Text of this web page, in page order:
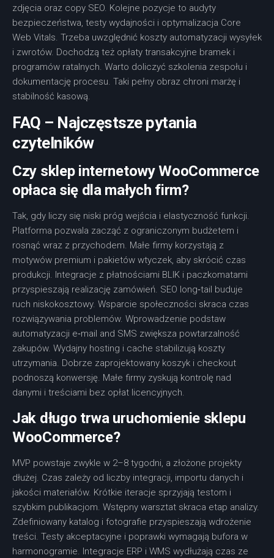
zdjęcia oraz copy SEO. Kolejne pozycje to audyty
bezpieczeństwa, testy wydajności i optymalizacja Core
Web Vitals. Trzeba uwzględnić koszty automatyzacji wysyłek
i zwrotów. Dochodzą też opłaty transakcyjne bramek i
programów ratalnych. Warto doliczyć szkolenia zespołu i
dokumentację procesu. Taki pełny obraz chroni marżę i
stabilność kasową.
FAQ – Najczęstsze pytania
czytelników
Czy sklep internetowy WooCommerce
opłaca się dla małych firm?
Tak, gdy liczy się niski próg wejścia i elastyczność funkcji.
Platforma pozwala zacząć z ograniczonym budżetem i
rosnąć wraz z przychodem. Małe firmy korzystają z
motywów premium i pakietów wtyczek, aby skrócić czas
produkcji. Integracje z płatnościami BLIK i paczkomatami
przyspieszają realizację zamówień. SEO long‑tail buduje
ruch niskokosztowy. Wsparcie społeczności skraca czas
rozwiązywania problemów. Wprowadzenie podstaw
automatyzacji e‑mail and SMS zwiększa powtarzalność
zakupów. Wydajny hosting i cache stabilizują koszty
utrzymania. Dobrze zaprojektowany koszyk i checkout
podnoszą konwersję. Małe firmy zyskują kontrolę nad
danymi i treściami bez opłat licencyjnych.
Jak długo trwa uruchomienie sklepu
WooCommerce?
MVP powstaje zwykle w 2–8 tygodni, a złożone projekty
dłużej. Czas zależy od liczby integracji, importu danych i
jakości materiałów. Krótkie iteracje sprzyjają testom i
szybkim publikacjom. Wstępny warsztat skraca etap analizy.
Zdefiniowany katalog i fotografie przyspieszają wdrożenie
treści. Testy akceptacyjne i poprawki wymagają bufora w
harmonogramie. Integracje ERP i WMS wydłużają czas ze